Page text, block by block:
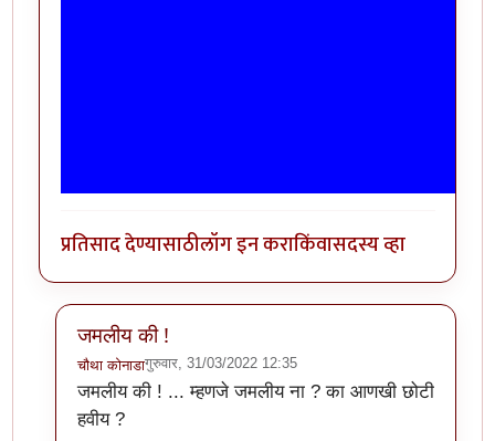
प्रतिसाद देण्यासाठीलॉग इन कराकिंवासदस्य व्हा
जमलीय की !
चौथा कोनाडागुरुवार, 31/03/2022 12:35
In reply to चाचणीbyहेमंतकुमार
जमलीय की ! ... म्हणजे जमलीय ना ? का आणखी छोटी
हवीय ?